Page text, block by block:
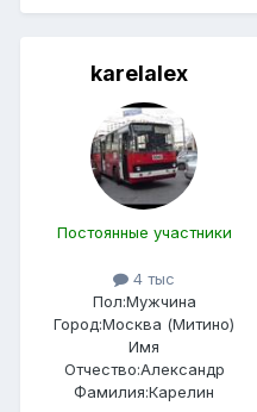
karelalex
Постоянные участники
4 тыс
Пол:Мужчина
Город:Москва (Митино)
Имя
Отчество:Александр
Фамилия:Карелин